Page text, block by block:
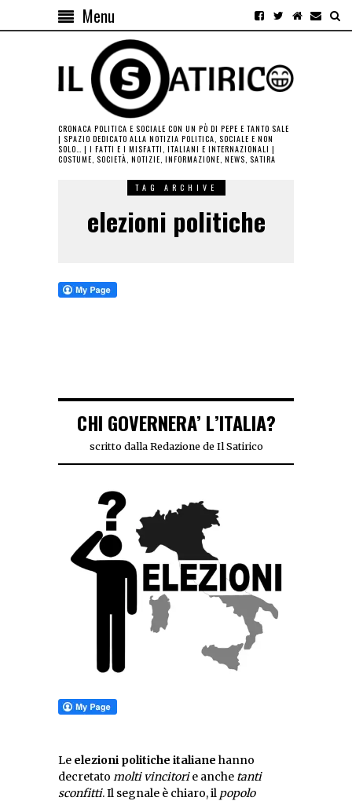
Menu
CRONACA POLITICA E SOCIALE CON UN PÒ DI PEPE E TANTO SALE
| SPAZIO DEDICATO ALLA NOTIZIA POLITICA, SOCIALE E NON
SOLO… | I FATTI E I MISFATTI, ITALIANI E INTERNAZIONALI |
COSTUME, SOCIETÀ, NOTIZIE, INFORMAZIONE, NEWS, SATIRA
TAG ARCHIVE
elezioni politiche
CHI GOVERNERA’ L’ITALIA?
scritto dalla Redazione de Il Satirico
Le elezioni politiche italiane hanno
decretato molti vincitorie anche tanti
sconfitti. Il segnale è chiaro, il popolo